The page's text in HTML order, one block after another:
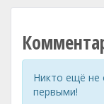
Никто ещё не
первыми!